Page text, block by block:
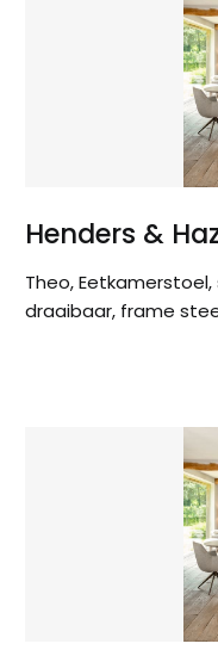
Henders &
Theo,
draaibaar, frame